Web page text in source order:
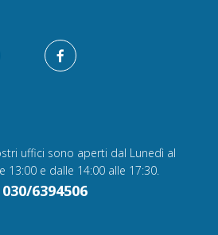
uffici sono aperti dal Lunedì al
13:00 e dalle 14:00 alle 17:30.
6394506